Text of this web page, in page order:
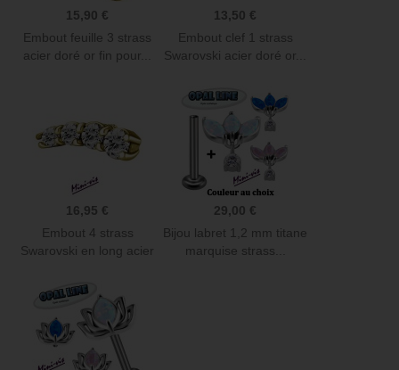
15,90 €
Embout feuille 3 strass
acier doré or fin pour...
13,50 €
Embout clef 1 strass
Swarovski acier doré or...
16,95 €
Embout 4 strass
Swarovski en long acier
29,00 €
Bijou labret 1,2 mm titane
marquise strass...